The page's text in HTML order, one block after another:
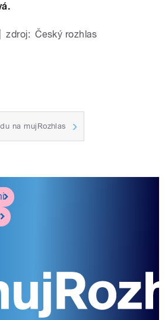
zdroj: Český rozhlas
na mujRozhlas